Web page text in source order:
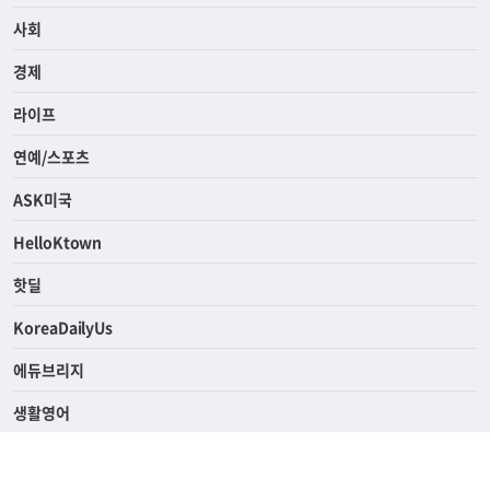
사회
경제
라이프
연예/스포츠
ASK미국
HelloKtown
핫딜
KoreaDailyUs
에듀브리지
생활영어